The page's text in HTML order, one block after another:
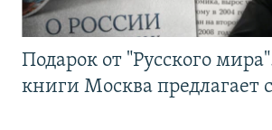
Подарок от "Русского
книги Москва предлагает